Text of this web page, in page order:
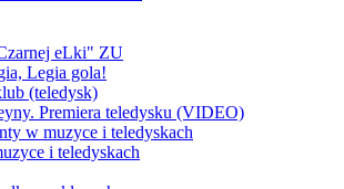
eLki" ZU
Legia gola!
(teledysk)
Premiera teledysku (VIDEO)
w muzyce i teledyskach
i teledyskach